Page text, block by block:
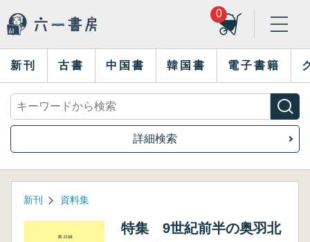
0
新刊 古書 中国書 韓国書 電子書籍
詳細検索
新刊 資料集
特集 9世紀前半の奥羽北